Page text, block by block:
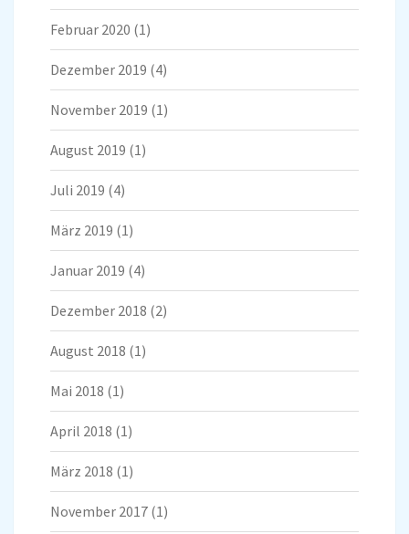
Februar 2020 (1)
Dezember 2019 (4)
November 2019 (1)
August 2019 (1)
Juli 2019 (4)
März 2019 (1)
Januar 2019 (4)
Dezember 2018 (2)
August 2018 (1)
Mai 2018 (1)
April 2018 (1)
März 2018 (1)
November 2017 (1)